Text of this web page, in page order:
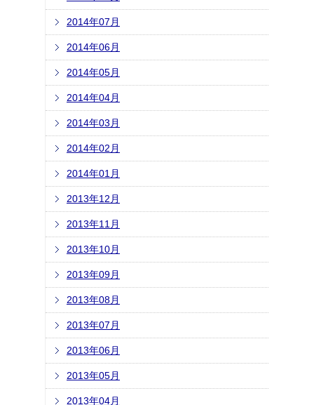
2014年07月
2014年06月
2014年05月
2014年04月
2014年03月
2014年02月
2014年01月
2013年12月
2013年11月
2013年10月
2013年09月
2013年08月
2013年07月
2013年06月
2013年05月
2013年04月